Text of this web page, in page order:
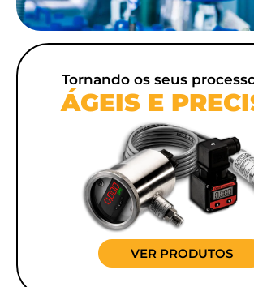
Tornando os seus
ÁGEIS E
VER PRODUTOS